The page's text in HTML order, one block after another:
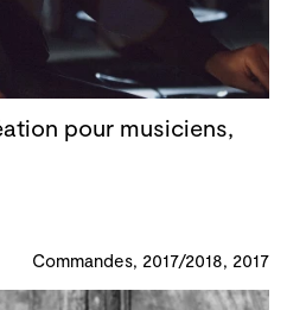
pour musiciens,
Commandes, 2017/2018, 2017